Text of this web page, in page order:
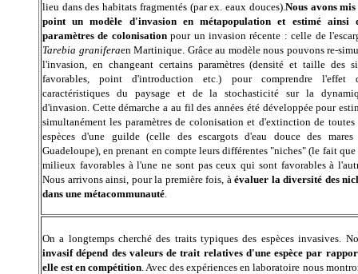
lieu dans des habitats fragmentés (par ex. eaux douces). Nous avons
point un modèle d'invasion en métapopulation et estimé ainsi
paramètres de colonisationpour un invasion récente : celle de
Tarebia graniferaen Martinique. Grâce au modèle nous pouvons re-
l'invasion, en changeant certains paramètres (densité et taille des
favorables, point d'introduction etc.) pour comprendre l'effet
caractéristiques du paysage et de la stochasticité sur la
d'invasion. Cette démarche a au fil des années été développée pour
simultanément les paramètres de colonisation et d'extinction de toutes
espèces d'une guilde (celle des escargots d'eau douce des mares
Guadeloupe), en prenant en compte leurs différentes "niches" (le fait que
milieux favorables à l'une ne sont pas ceux qui sont favorables à
Nous arrivons ainsi, pour la première fois, à évaluer la diversité des
dans une métacommunauté
On a longtemps cherché des traits typiques des espèces invasives.
invasif dépend des valeurs de trait relatives d'une espèce par
elle est en compétition . Avec des expériences en laboratoire nous